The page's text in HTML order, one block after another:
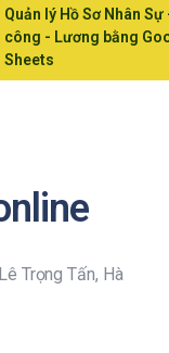
Quản lý Hồ Sơ Nhân Sự
công - Lương bằng
Sheets
Trọng Tấn, Hà